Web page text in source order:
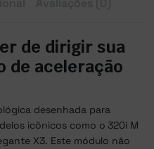
de dirigir sua
de aceleração
desenhada para
icônicos como o 320i M
X3. Este módulo não